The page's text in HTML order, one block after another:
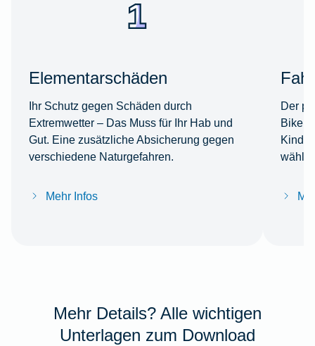
Elementarschäden
Ihr Schutz gegen Schäden durch
Extremwetter – Das Muss für Ihr Hab und
Gut. Eine zusätzliche Absicherung gegen
verschiedene Naturgefahren.
Mehr Infos
Der
Bike
Mehr Details? Alle wichtigen
Unterlagen zum Download